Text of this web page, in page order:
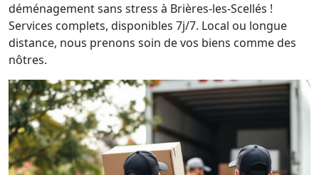
déménagement sans stress à Brières-les-Scellés !
Services complets, disponibles 7j/7. Local ou longue
distance, nous prenons soin de vos biens comme des
nôtres.